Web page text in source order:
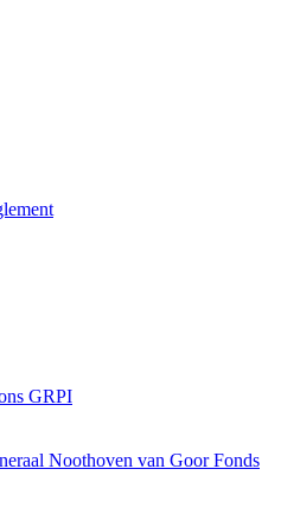
GRPI
Noothoven van Goor Fonds